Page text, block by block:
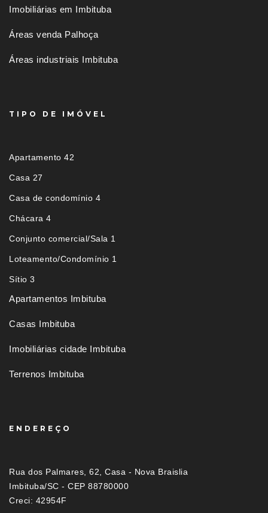
Imobiliárias em Imbituba
Áreas venda Palhoça
Áreas industriais Imbituba
TIPO DE IMÓVEL
Apartamento 42
Casa 27
Casa de condomínio 4
Chácara 4
Conjunto comercial/Sala 1
Loteamento/Condomínio 1
Sítio 3
Apartamentos Imbituba
Casas Imbituba
Imobiliárias cidade Imbituba
Terrenos Imbituba
ENDEREÇO
Rua dos Palmares, 62, Casa - Nova Braislia
Imbituba/SC - CEP 88780000
Creci: 42954F